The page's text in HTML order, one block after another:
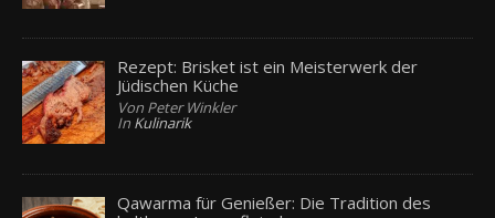
Rezept: Brisket ist ein Meisterwerk der
Jüdischen Küche
Von Peter Winkler
In Kulinarik
Qawarma für Genießer: Die Tradition des